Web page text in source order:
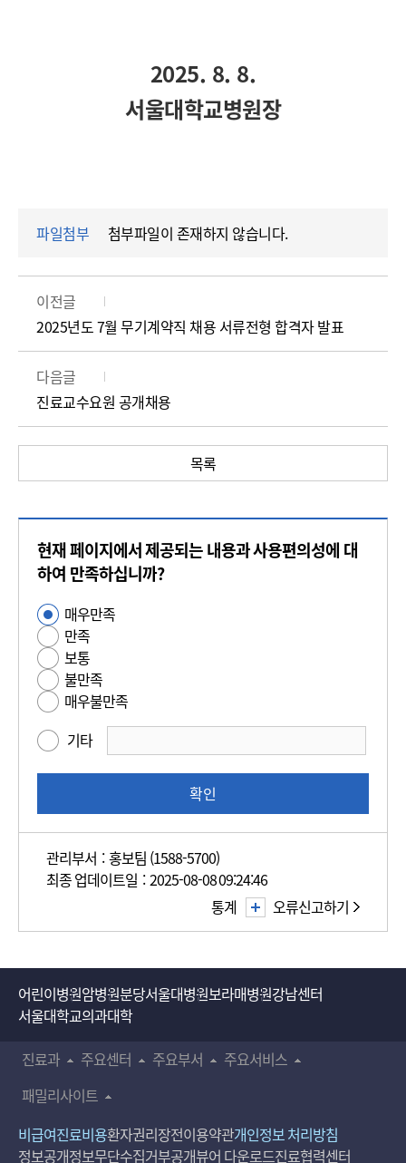
2025. 8. 8.
서울대학교병원장
파일첨부 첨부파일이 존재하지 않습니다.
이전글
2025년도 7월 무기계약직 채용 서류전형 합격자 발표
다음글
진료교수요원 공개채용
목록
현재 페이지에서 제공되는 내용과 사용편의성에 대
하여 만족하십니까?
사
용
편
의
성
족
사
매우만족
만족
보통
불만족
매우불만족
기타
확인
관리부서 : 홍보팀 (1588-5700)
최종 업데이트일 : 2025-08-08 09:24:46
오류신고하기
통계
어린이병원암병원분당서울대병원보라매병원강남센터
서울대학교의과대학
진료과
주요센터 주요부서
주요서비스
패밀리사이트
비급여진료비용환자권리장전이용약관개인정보 처리방침
정보공개정보무단수집거부공개뷰어 다운로드진료협력센터